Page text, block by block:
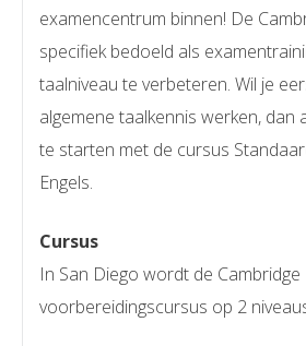
examencentrum binnen! De
specifiek bedoeld als
taalniveau te verbeteren. Wil je
algemene taalkennis werken, dan
te starten met de cursus
Engels.
Cursus
In San Diego wordt de Cambridge
voorbereidingscursus op 2